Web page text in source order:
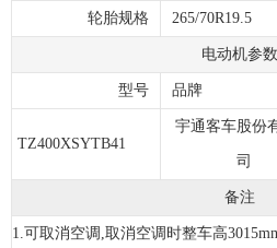
轮胎规格 265/70R19.5
电动机参数
型号 品牌
TZ400XSYTB41
宇通客车股份
司
备注
1.可取消空调,取消空调时整车高